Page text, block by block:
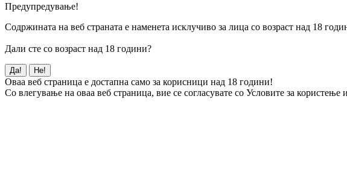
Предупредување!
Содржината на веб страната е наменета исклучиво за лица со возраст над 18
Дали сте со возраст над 18 години?
Да! Не!
Оваа веб страница е достапна само за корисници над 18 години!
Со влегување на оваа веб страница, вие се согласувате со Условите за користење